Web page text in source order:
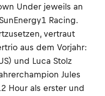
Under jeweils an
Racing.
vertraut
aus dem Vorjahr:
und Luca Stolz
Jules
Hour als erster und